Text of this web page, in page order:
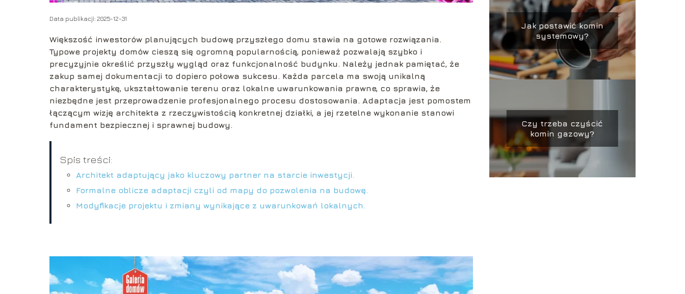
Data publikacji: 2025-12-31
Większość inwestorów planujących budowę przyszłego domu stawia na gotowe rozwiązania.
Typowe projekty domów cieszą się ogromną popularnością, ponieważ pozwalają szybko i
precyzyjnie określić przyszły wygląd oraz funkcjonalność budynku. Należy jednak pamiętać, że
zakup samej dokumentacji to dopiero połowa sukcesu. Każda parcela ma swoją unikalną
charakterystykę, ukształtowanie terenu oraz lokalne uwarunkowania prawne, co sprawia, że
niezbędne jest przeprowadzenie profesjonalnego procesu dostosowania. Adaptacja jest pomostem
łączącym wizję architekta z rzeczywistością konkretnej działki, a jej rzetelne wykonanie stanowi
fundament bezpiecznej i sprawnej budowy.
Spis treści:
Architekt adaptujący jako kluczowy partner na starcie inwestycji.
Formalne oblicze adaptacji czyli od mapy do pozwolenia na budowę.
Modyfikacje projektu i zmiany wynikające z uwarunkowań lokalnych.
Jak postawić komin
systemowy?
Czy trzeba czyścić
komin gazowy?